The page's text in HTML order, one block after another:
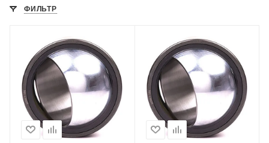
ФИЛЬТР